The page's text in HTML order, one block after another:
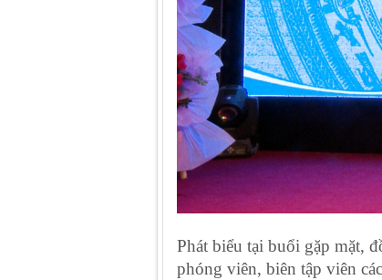
Phát biểu tại buổi gặp mặt,
phóng viên, biên tập viên